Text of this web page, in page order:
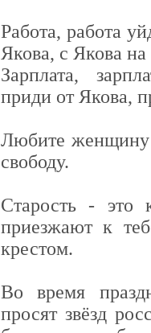
Работа, работа
Якова, с Якова на
Зарплата,
приди от Якова,
Любите женщину
свободу.
Старость - это
приезжают к
крестом.
Во время
просят звёзд